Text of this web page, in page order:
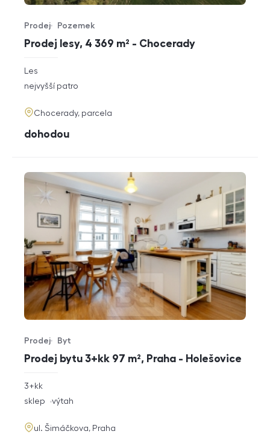
Prodej lesy, 4 369 m² - Chocerady
Typ nabídky
Prodej
Typ nemovitosti
Pozemek
rozměry
dispozice
Les
funkce
nejvyšší patro
adresa
Chocerady, parcela
cena
dohodou
Prodej bytu 3+kk 97 m², Praha - Holešovice
Typ nabídky
Prodej
Typ nemovitosti
Byt
rozměry
3+kk
funkce
sklep výtah
adresa
ul. Šimáčkova, Praha